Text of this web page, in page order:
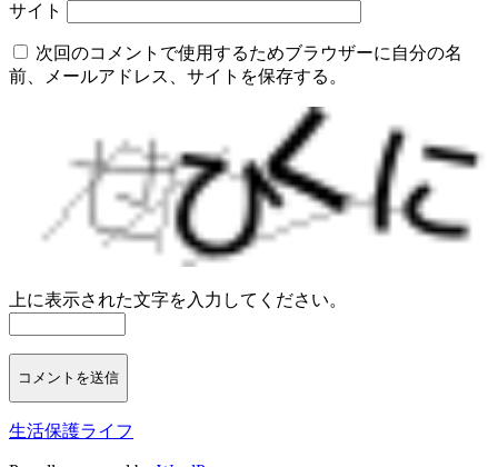
サイト
次回のコメントで使用するためブラウザーに自分の名
前、メールアドレス、サイトを保存する。
上に表示された文字を入力してください。
生活保護ライフ